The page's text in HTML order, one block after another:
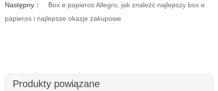
Następny：
Box e papieros Allegro, jak znaleźć najlepszy box e
papieros i najlepsze okazje zakupowe
Produkty powiązane